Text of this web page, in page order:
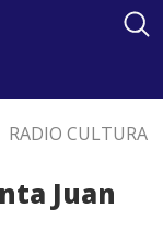
RADIO CULTURA
Juan